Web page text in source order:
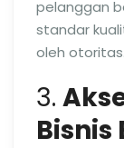
pelanggan
standar
oleh otoritas.
3.
Bisnis